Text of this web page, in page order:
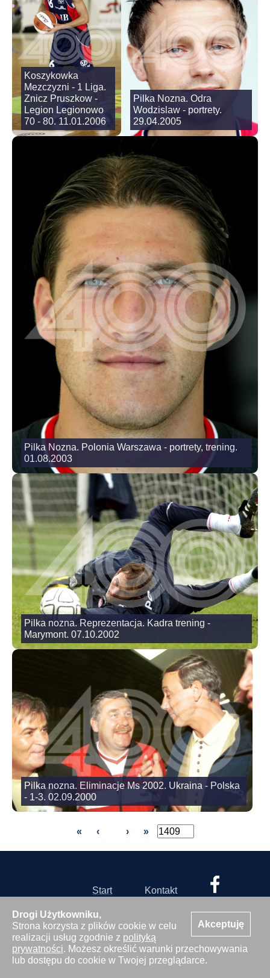
Akceptuję
Drogi Użytkowniku,
Strona korzysta z plików cookie w celu
realizacji usług zgodnie z polityką
prywatności. Możesz określić warunki przechowywania
lub dostępu do cookie w Twojej przeglądarce.
Koszykowka
Mezczyzni - 1 Liga.
Znicz Pruszkow -
Legion Legionowo
70 - 80. 11.01.2006
Pilka Nozna. Odra
Wodzislaw - portrety.
29.04.2005
Pilka Nozna. Polonia Warszawa - portrety, trening.
01.08.2003
Pilka nozna. Reprezentacja. Kadra trening -
Marymont. 07.10.2002
Pilka nozna. Eliminacje Ms 2002. Ukraina - Polska
- 1-3. 02.09.2000
« ‹ › »
Start
Kontakt